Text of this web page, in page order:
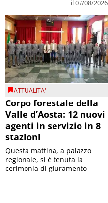
il 07/08/2026
ATTUALITA'
Corpo forestale della
Valle d’Aosta: 12 nuovi
agenti in servizio in 8
stazioni
Questa mattina, a palazzo
regionale, si è tenuta la
cerimonia di giuramento